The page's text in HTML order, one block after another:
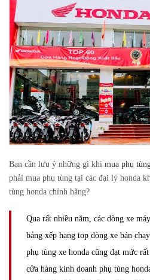
Bạn cần lưu ý những gì khi mua phụ
phải mua phụ tùng tại các đại lý honda
tùng honda chính hãng?
Qua rất nhiều năm, các dòng xe
bảng xếp hạng top dòng xe bán
phụ tùng xe honda cũng đạt mức
cửa hàng kinh doanh phụ tùng